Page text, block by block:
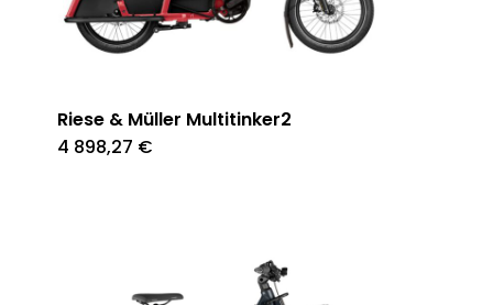
Riese & Müller Multitinker2
4 898,27 €